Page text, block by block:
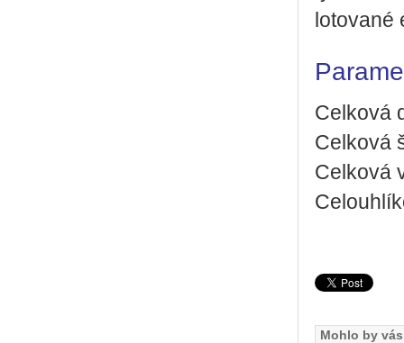
Celková
Celková
Celková
Mohlo by